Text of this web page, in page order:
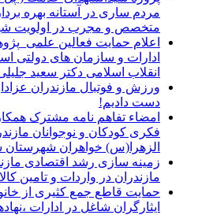
مردم ساری در آستانه بهره
متخصص و مجرب در اولویت
اعلام حمایت فعالین
ادارات و سازمان های دولتی
انقلاب اسلامی دکتر سعید
ورزش و فوتبال مازندران
دست دادیم!
امضاء تفاهم نامه مشترک
فکری کودکان و نوجوانان
الزهرا(س) خواهران
زمینه سازی رشد اقتصادی
مازندران در واردات و تامین
حمایت قاطع جمع کثیری از
ایثارگران شاغل در ادارات